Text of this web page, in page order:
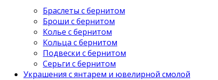
Браслеты с бернитом
Броши с бернитом
Колье с бернитом
Кольца с бернитом
Подвески с бернитом
Серьги с бернитом
Украшения с янтарем и ювелирной смолой